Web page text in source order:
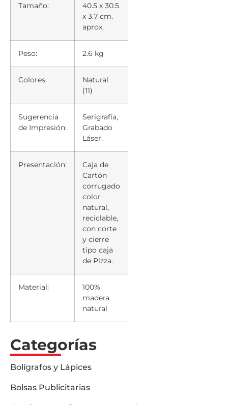
Tamaño:
40.5 x 30.5
x 3.7 cm.
aprox.
Peso: 2.6 kg
Colores:
Natural
(11)
Sugerencia
de Impresión:
Serigrafía,
Grabado
Láser.
Presentación:
Caja de
Cartón
corrugado
color
natural,
reciclable,
con corte
y cierre
tipo caja
de Pizza.
Material:
100%
madera
natural
Categorías
Bolígrafos y Lápices
Bolsas Publicitarias